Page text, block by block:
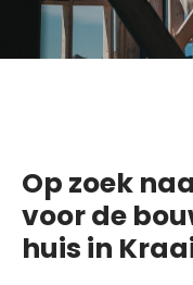
Op zoek
voor de
huis in